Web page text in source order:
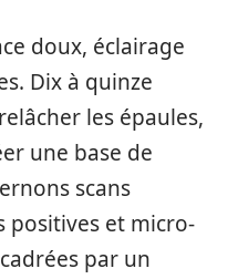
doux, éclairage
Dix à quinze
les épaules,
une base de
scans
positives et micro-
par un